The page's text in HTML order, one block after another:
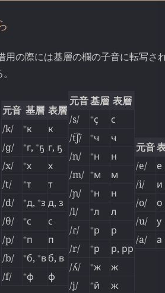
用の際には基層の欄の子音に転写さ
元音 基層 表層
/k/
⁎к
к
/ɡ/
⁎г, ⁎ҕ г, ҕ
/x/
⁎х
х
/t/
⁎т
т
/d/
⁎д, ⁎з д, з
/θ/
⁎с
с
/p/
⁎п
п
/b/
⁎б, ⁎вб, в
/f/
⁎ф ф
元音基層 表層
/s/
⁎ҫ
с
/t͡ʃ/
⁎ч
ч
/n/
⁎н
н
/m/ ⁎м
м
/ɲ/
⁎н
н
/l/
⁎л
л
/ɾ/
⁎р
р
/r/
⁎р р, рр
/ʎ/
⁎ж
ж
/ʝ/
⁎й ж
元音
/e/
е
/i/
и
/o/
о
/u/
у
/a/
а